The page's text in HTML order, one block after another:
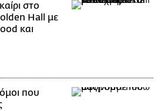
στο
Hall με
και
που